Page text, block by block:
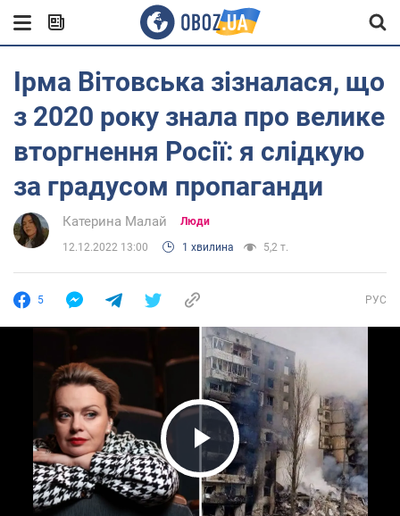
Ірма Вітовська зізналася, що
з 2020 року знала про велике
вторгнення Росії: я слідкую
за градусом пропаганди
Катерина Малай Люди
12.12.2022 13:00 1 хвилина 5,2 т.
5 РУС
Play Video